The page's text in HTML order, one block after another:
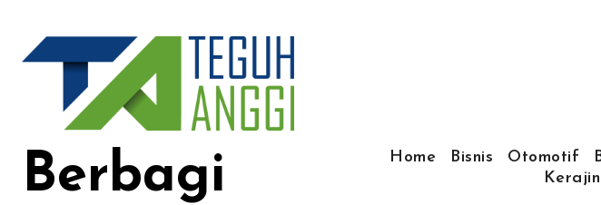
konten
Berbagi
Home Bisnis Otomotif